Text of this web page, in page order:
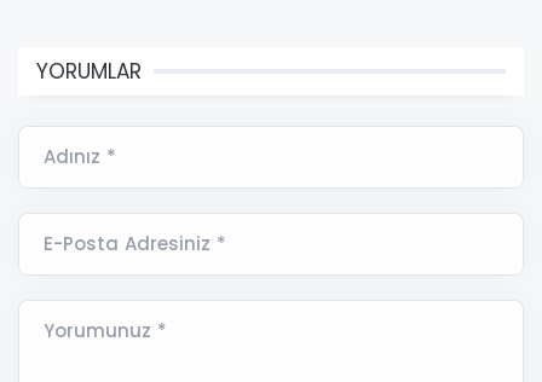
YORUMLAR
Adınız *
E-Posta Adresiniz *
Yorumunuz *